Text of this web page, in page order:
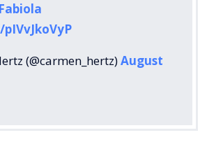
(@carmen_hertz)August